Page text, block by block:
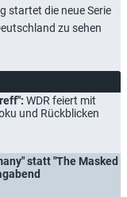
startet die neue Serie
zu sehen
WDR feiert mit
und Rückblicken
statt "The Masked